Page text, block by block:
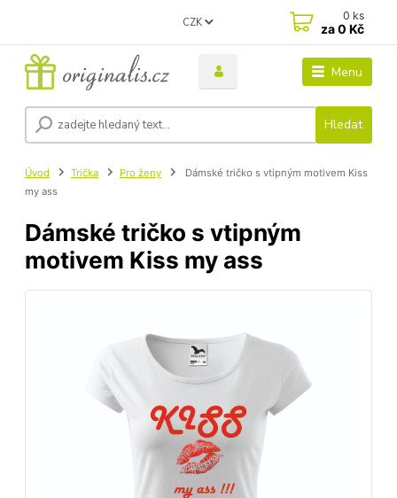
Menu
CZK
Hledat
0 ks
za0 Kč
Úvod Trička Pro ženy
Dámské tričko s vtipným motivem Kiss
my ass
Dámské tričko s vtipným
motivem Kiss my ass